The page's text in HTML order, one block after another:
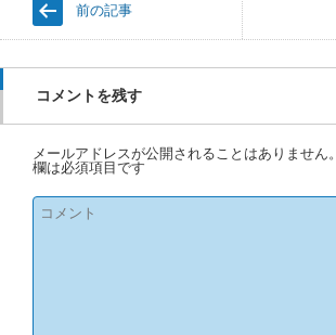
前の記事
コメントを残す
メールアドレスが公開されることはありません。
欄は必須項目です